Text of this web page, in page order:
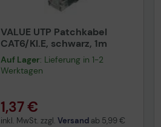
VALUE UTP Patchkabel
CAT6/Kl.E, schwarz, 1m
Auf Lager: Lieferung in 1-2
Werktagen
1,37 €
inkl. MwSt. zzgl. Versand ab 5,99 €